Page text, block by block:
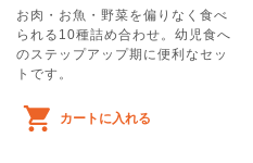
お肉・お魚・野菜を偏りなく食べ
られる10種詰め合わせ。幼児食へ
のステップアップ期に便利なセッ
トです。
カートに入れる